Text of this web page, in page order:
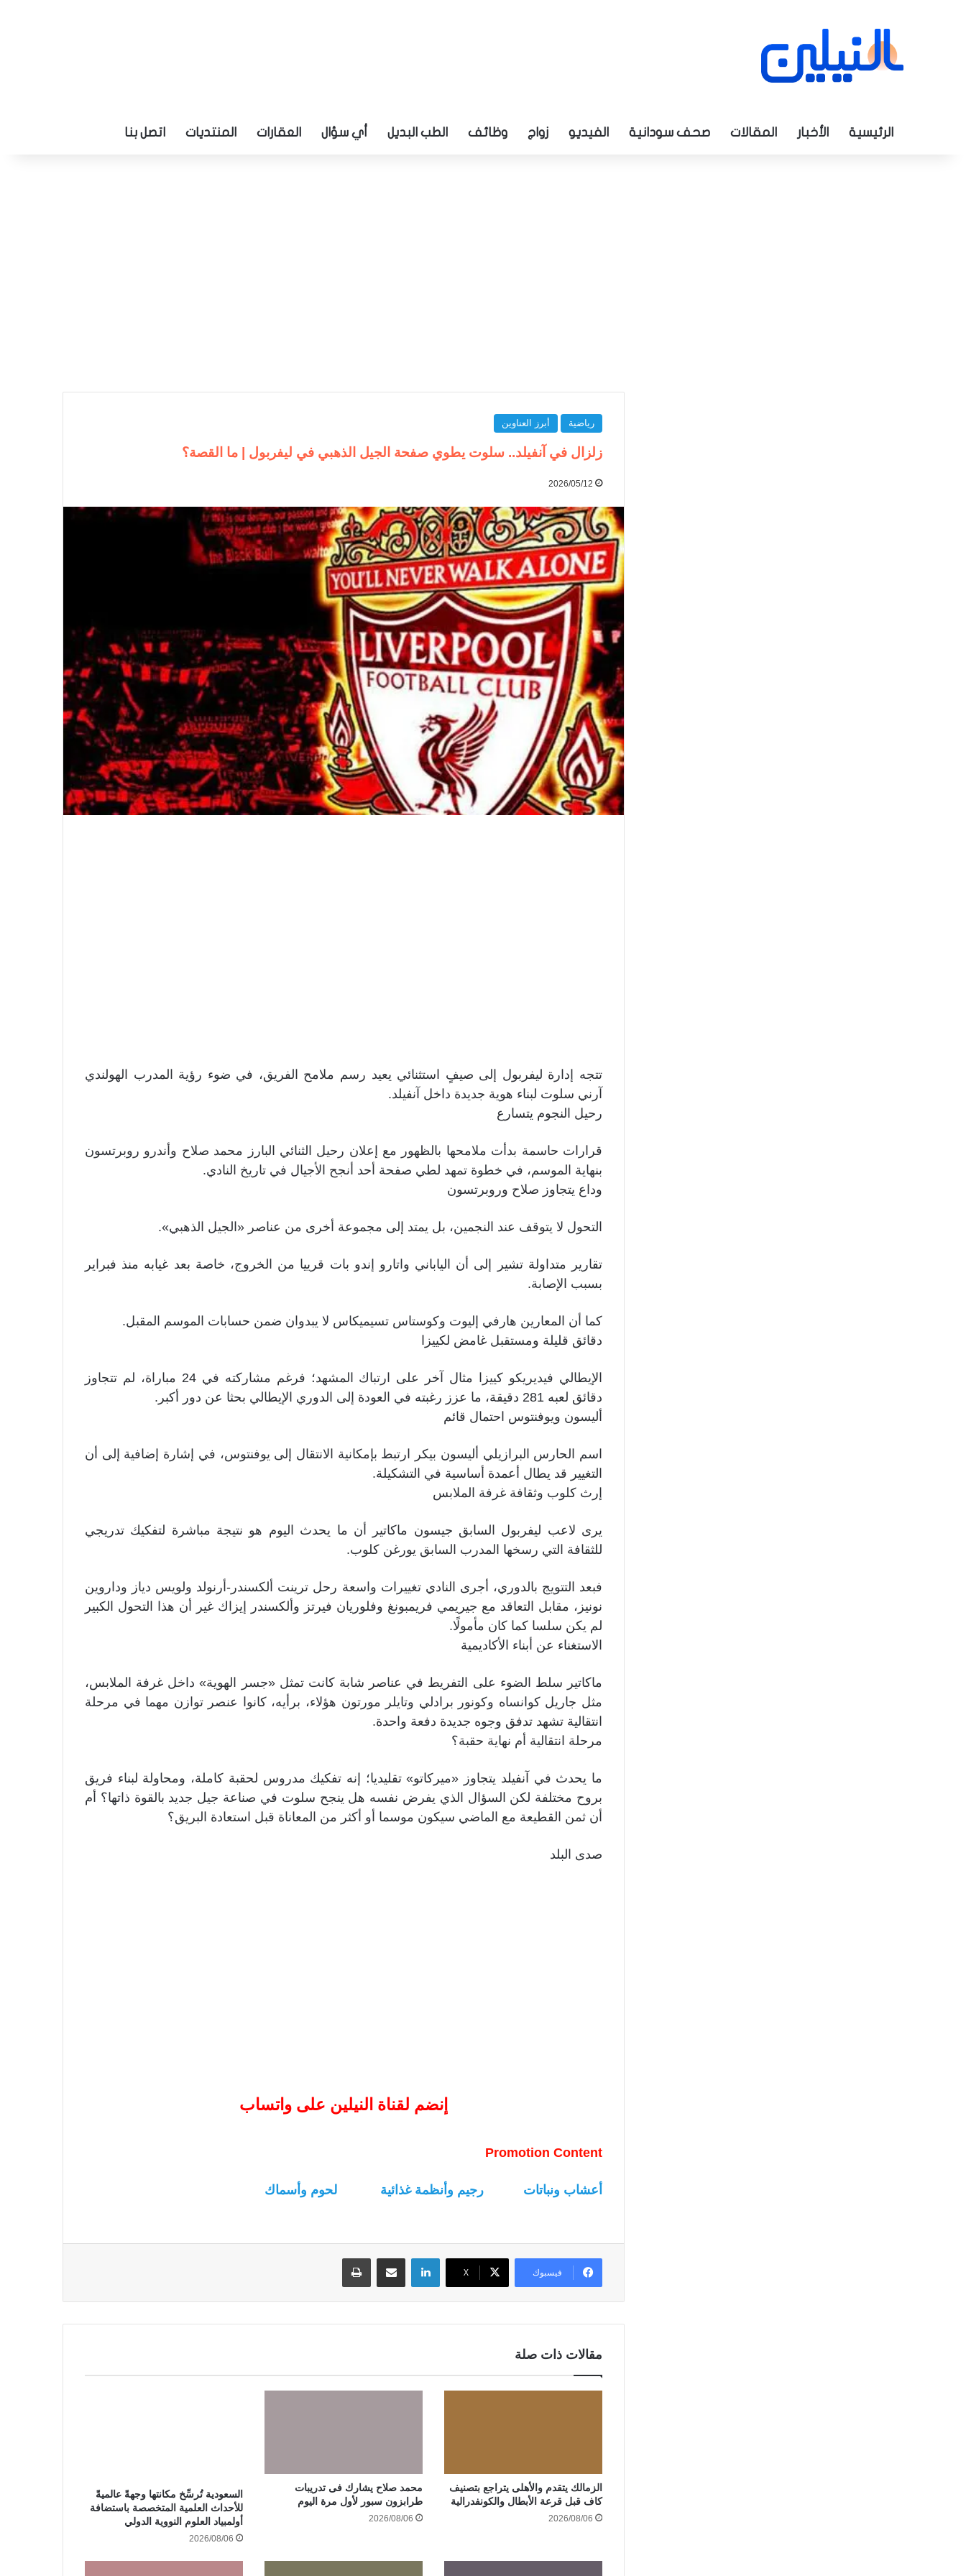
الرئيسية الأخبار المقالات صحف سودانية الفيديو زواج وظائف الطب البديل أي سؤال العقارات المنتديات اتصل بنا
رياضية أبرز العناوين
زلزال في آنفيلد.. سلوت يطوي صفحة الجيل الذهبي في ليفربول | ما القصة؟
2026/05/12
تتجه إدارة ليفربول إلى صيفٍ استثنائي يعيد رسم ملامح الفريق، في ضوء رؤية المدرب الهولندي
آرني سلوت لبناء هوية جديدة داخل آنفيلد.
رحيل النجوم يتسارع
قرارات حاسمة بدأت ملامحها بالظهور مع إعلان رحيل الثنائي البارز محمد صلاح وأندرو روبرتسون
بنهاية الموسم، في خطوة تمهد لطي صفحة أحد أنجح الأجيال في تاريخ النادي.
وداع يتجاوز صلاح وروبرتسون
التحول لا يتوقف عند النجمين، بل يمتد إلى مجموعة أخرى من عناصر «الجيل الذهبي».
تقارير متداولة تشير إلى أن الياباني واتارو إندو بات قرييا من الخروج، خاصة بعد غيابه منذ فبراير
بسبب الإصابة.
كما أن المعارين هارفي إليوت وكوستاس تسيميكاس لا يبدوان ضمن حسابات الموسم المقبل.
دقائق قليلة ومستقبل غامض لكييزا
الإيطالي فيديريكو كييزا مثال آخر على ارتباك المشهد؛ فرغم مشاركته في 24 مباراة، لم تتجاوز
دقائق لعبه 281 دقيقة، ما عزز رغبته في العودة إلى الدوري الإيطالي بحثا عن دور أكبر.
أليسون ويوفنتوس احتمال قائم
اسم الحارس البرازيلي أليسون بيكر ارتبط بإمكانية الانتقال إلى يوفنتوس، في إشارة إضافية إلى أن
التغيير قد يطال أعمدة أساسية في التشكيلة.
إرث كلوب وثقافة غرفة الملابس
يرى لاعب ليفربول السابق جيسون ماكاتير أن ما يحدث اليوم هو نتيجة مباشرة لتفكيك تدريجي
للثقافة التي رسخها المدرب السابق يورغن كلوب.
فبعد التتويج بالدوري، أجرى النادي تغييرات واسعة رحل ترينت ألكسندر-أرنولد ولويس دياز وداروين
نونيز، مقابل التعاقد مع جيريمي فريمبونغ وفلوريان فيرتز وألكسندر إيزاك غير أن هذا التحول الكبير
لم يكن سلسا كما كان مأمولًا.
الاستغناء عن أبناء الأكاديمية
ماكاتير سلط الضوء على التفريط في عناصر شابة كانت تمثل «جسر الهوية» داخل غرفة الملابس،
مثل جاريل كوانساه وكونور برادلي وتايلر مورتون هؤلاء، برأيه، كانوا عنصر توازن مهما في مرحلة
انتقالية تشهد تدفق وجوه جديدة دفعة واحدة.
مرحلة انتقالية أم نهاية حقبة؟
ما يحدث في آنفيلد يتجاوز «ميركاتو» تقليديا؛ إنه تفكيك مدروس لحقبة كاملة، ومحاولة لبناء فريق
بروح مختلفة لكن السؤال الذي يفرض نفسه هل ينجح سلوت في صناعة جيل جديد بالقوة ذاتها؟ أم
أن ثمن القطيعة مع الماضي سيكون موسما أو أكثر من المعاناة قبل استعادة البريق؟
صدى البلد
إنضم لقناة النيلين على واتساب
Promotion Content
أعشاب ونباتات رجيم وأنظمة غذائية لحوم وأسماك
فيسبوك ‫X
لينكدإن
مقالات ذات صلة
الزمالك يتقدم والأهلى يتراجع بتصنيف
كاف قبل قرعة الأبطال والكونفدرالية
2026/08/06
محمد صلاح يشارك فى تدريبات
طرابزون سبور لأول مرة اليوم
2026/08/06
السعودية تُرسِّخ مكانتها وجهةً عالميةً
للأحداث العلمية المتخصصة باستضافة
أولمبياد العلوم النووية الدولي
2026/08/06